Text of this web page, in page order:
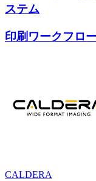
ステム
印刷ワークフロー
CALDERA